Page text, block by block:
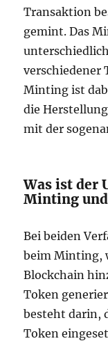
Transaktion
gemint. Das
verschiedener
Minting ist
die
mit der
Was ist der
Minting
Bei beiden
beim Minting,
Blockchain
Token
besteht darin,
Token